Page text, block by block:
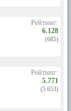
Рейтинг:
6.128
(685)
Рейтинг:
5.771
(5 653)